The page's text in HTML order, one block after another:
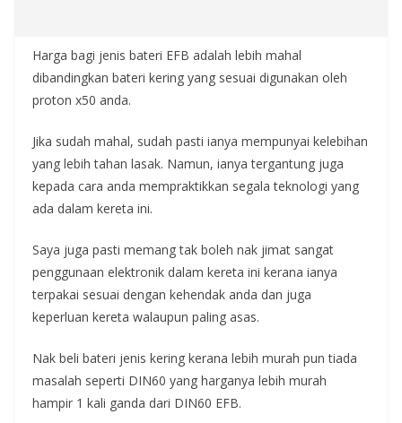
Harga bagi jenis bateri EFB adalah lebih mahal
dibandingkan bateri kering yang sesuai digunakan oleh
proton x50 anda.
Jika sudah mahal, sudah pasti ianya mempunyai kelebihan
yang lebih tahan lasak. Namun, ianya tergantung juga
kepada cara anda mempraktikkan segala teknologi yang
ada dalam kereta ini.
Saya juga pasti memang tak boleh nak jimat sangat
penggunaan elektronik dalam kereta ini kerana ianya
terpakai sesuai dengan kehendak anda dan juga
keperluan kereta walaupun paling asas.
Nak beli bateri jenis kering kerana lebih murah pun tiada
masalah seperti DIN60 yang harganya lebih murah
hampir 1 kali ganda dari DIN60 EFB.